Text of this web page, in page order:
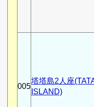
005
塔塔島2人座
ISLAND)